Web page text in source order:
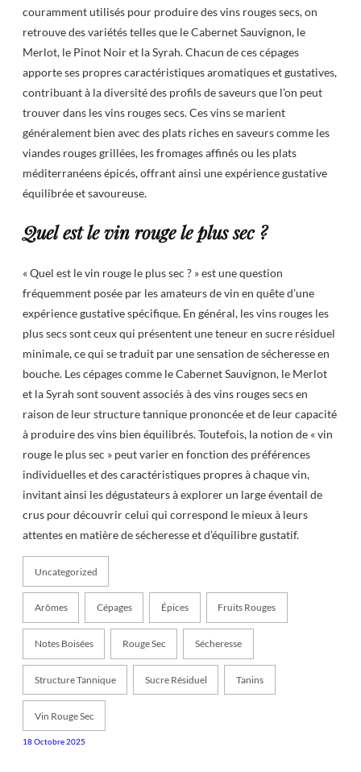
couramment utilisés pour produire des vins rouges secs, on
retrouve des variétés telles que le Cabernet Sauvignon, le
Merlot, le Pinot Noir et la Syrah. Chacun de ces cépages
apporte ses propres caractéristiques aromatiques et gustatives,
contribuant à la diversité des profils de saveurs que l’on peut
trouver dans les vins rouges secs. Ces vins se marient
généralement bien avec des plats riches en saveurs comme les
viandes rouges grillées, les fromages affinés ou les plats
méditerranéens épicés, offrant ainsi une expérience gustative
équilibrée et savoureuse.
Quel est le vin rouge le plus sec ?
« Quel est le vin rouge le plus sec ? » est une question
fréquemment posée par les amateurs de vin en quête d’une
expérience gustative spécifique. En général, les vins rouges les
plus secs sont ceux qui présentent une teneur en sucre résiduel
minimale, ce qui se traduit par une sensation de sécheresse en
bouche. Les cépages comme le Cabernet Sauvignon, le Merlot
et la Syrah sont souvent associés à des vins rouges secs en
raison de leur structure tannique prononcée et de leur capacité
à produire des vins bien équilibrés. Toutefois, la notion de « vin
rouge le plus sec » peut varier en fonction des préférences
individuelles et des caractéristiques propres à chaque vin,
invitant ainsi les dégustateurs à explorer un large éventail de
crus pour découvrir celui qui correspond le mieux à leurs
attentes en matière de sécheresse et d’équilibre gustatif.
Uncategorized
Arômes Cépages Épices Fruits Rouges
Notes Boisées Rouge Sec Sécheresse
Structure Tannique Sucre Résiduel Tanins
Vin Rouge Sec
18 Octobre 2025